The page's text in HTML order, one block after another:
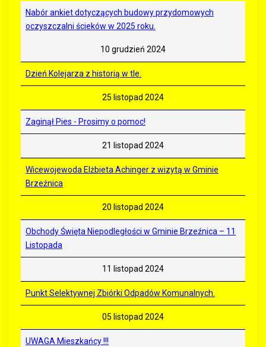
Nabór ankiet dotyczących budowy przydomowych
oczyszczalni ścieków w 2025 roku.
10 grudzień 2024
Dzień Kolejarza z historią w tle.
25 listopad 2024
Zaginął Pies - Prosimy o pomoc!
21 listopad 2024
Wicewojewoda Elżbieta Achinger z wizytą w Gminie
Brzeźnica
20 listopad 2024
Obchody Święta Niepodległości w Gminie Brzeźnica – 11
Listopada
11 listopad 2024
Punkt Selektywnej Zbiórki Odpadów Komunalnych.
05 listopad 2024
UWAGA Mieszkańcy !!!